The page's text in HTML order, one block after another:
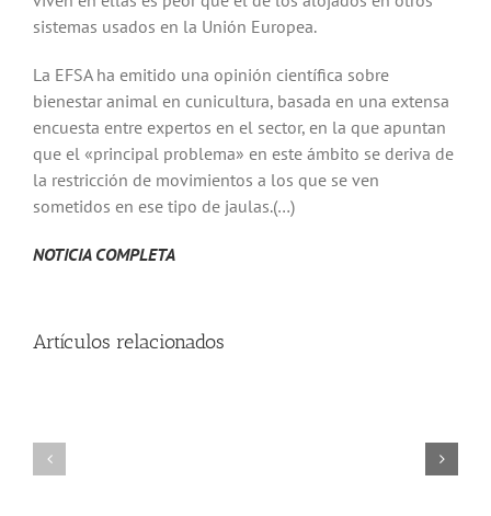
sistemas usados en la Unión Europea.
La EFSA ha emitido una opinión científica sobre
bienestar animal en cunicultura, basada en una extensa
encuesta entre expertos en el sector, en la que apuntan
que el «principal problema» en este ámbito se deriva de
la restricción de movimientos a los que se ven
sometidos en ese tipo de jaulas.(…)
NOTICIA COMPLETA
Artículos relacionados